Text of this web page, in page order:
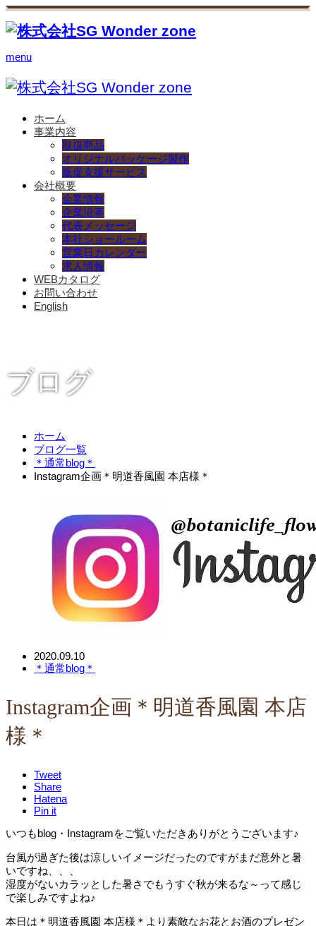
menu
ホーム
事業内容
取扱商品
オリジナルパッケージ製作
販促支援サービス
会社概要
企業情報
企業沿革
代表メッセージ
本社ショールーム
営業日カレンダー
求人情報
WEBカタログ
お問い合わせ
English
ブログ
ホーム
ブログ一覧
＊通常blog＊
Instagram企画＊明道香風園 本店様＊
2020.09.10
＊通常blog＊
Instagram企画＊明道香風園 本店
様＊
Tweet
Share
Hatena
Pin it
いつもblog・Instagramをご覧いただきありがとうございます♪
台風が過ぎた後は涼しいイメージだったのですがまだ意外と暑
いですね、、、
湿度がないカラッとした暑さでもうすぐ秋が来るな～って感じ
で楽しみですよね♪
本日は＊明道香風園 本店様＊より素敵なお花とお酒のプレゼン